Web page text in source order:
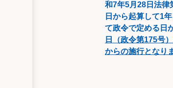
和7年5月28日法
日から起算して1
て政令で定める日
日（政令第175号
からの施行となり